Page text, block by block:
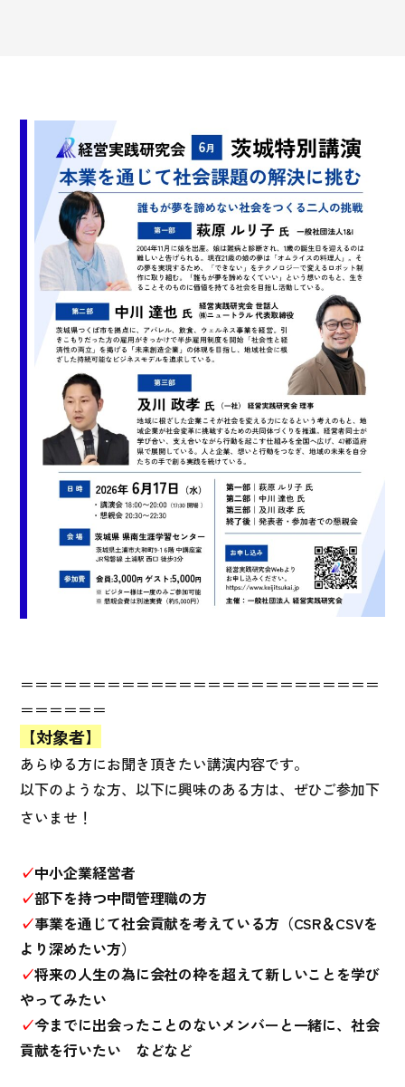
＝＝＝＝＝＝＝＝＝＝＝＝＝＝＝＝＝＝＝＝＝＝＝＝＝
＝＝＝＝＝＝
【対象者】
あらゆる方にお聞き頂きたい講演内容です。
以下のような方、以下に興味のある方は、ぜひご参加下
さいませ！
✓中小企業経営者
✓部下を持つ中間管理職の方
✓事業を通じて社会貢献を考えている方（CSR＆CSVを
より深めたい方）
✓将来の人生の為に会社の枠を超えて新しいことを学び
やってみたい
✓今までに出会ったことのないメンバーと一緒に、社会
貢献を行いたい などなど